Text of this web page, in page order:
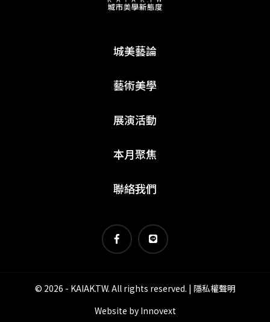
城美藝論
藝術美學
展演活動
本月聚焦
聯絡我們
© 2026 - KAIAK.TW. All rights reserved. | 隱私權聲明
Website by Innovext